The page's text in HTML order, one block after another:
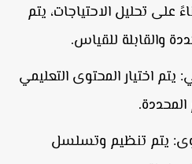
تحليل الاحتياجات، يتم
والقابلة للقياس.
اختيار المحتوى التعليمي
يتم تنظيم وتسلسل